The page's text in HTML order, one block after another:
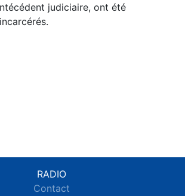
judiciaire, ont été
RADIO
Contact